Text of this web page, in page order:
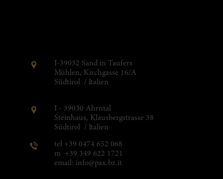
I-39032 Sand in Taufers
Mühlen, Kirchgasse 16/A
Südtirol / Italien
I - 39030 Ahrntal
Steinhaus, Klausbergstrasse 38
Südtirol / Italien
tel +39 0474 652 068
m +39 349 622 1721
email: info@pax.bz.it